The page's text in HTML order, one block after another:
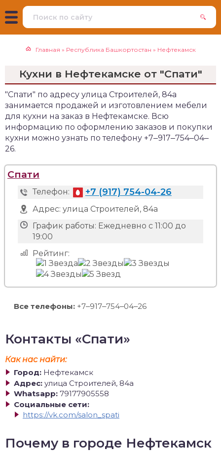
Главная » Республика Башкортостан » Нефтекамск
Кухни в Нефтекамске от "Спати"
"Спати" по адресу улица Строителей, 84а
занимается продажей и изготовлением мебели
для кухни на заказ в Нефтекамске. Всю
информацию по оформлению заказов и покупки
кухни можно узнать по телефону +7‒917‒754‒04‒
26.
Спати
Телефон: +7 (917) 754-04-26
Адрес: улица Строителей, 84а
График работы: Ежедневно с 11:00 до
19:00
Рейтинг:
Все телефоны: +7‒917‒754‒04‒26
Контакты «Спати»
Как нас найти:
Город: Нефтекамск
Адрес: улица Строителей, 84а
Whatsapp: 79177905558
Социальные сети:
https://vk.com/salon_spati
Почему в городе Нефтекамск